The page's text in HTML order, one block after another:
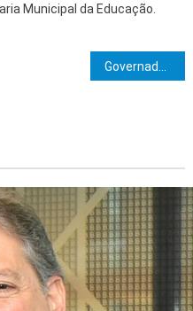
Municipal da Educação.